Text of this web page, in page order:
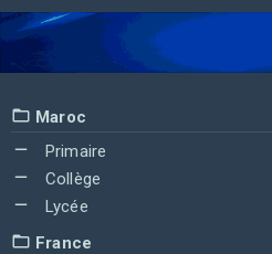
Maroc
Primaire
Collège
Lycée
France